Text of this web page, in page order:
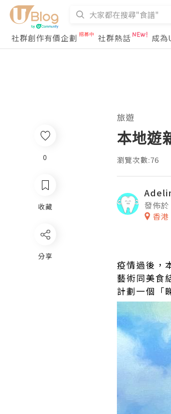
社群創作有價企劃 社群熱話 成
旅遊
本地遊
瀏覽次數:76
發佈
香港
疫情過後，
藝術同美食
計劃一個「
0
收藏
分享